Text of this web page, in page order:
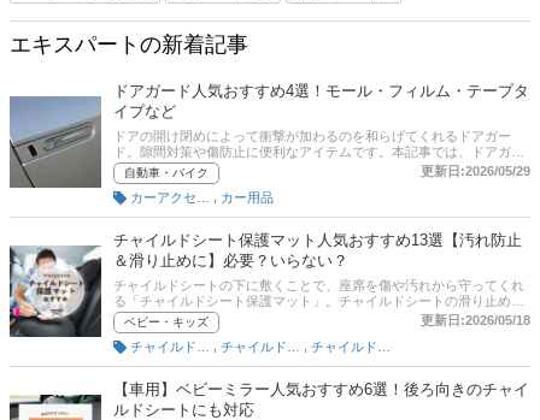
エキスパートの新着記事
ドアガード人気おすすめ4選！モール・フィルム・テープタ
イプなど
ドアの開け閉めによって衝撃が加わるのを和らげてくれるドアガー
ド。隙間対策や傷防止に便利なアイテムです。本記事では、ドアガー
ドの選び方とおすすめ商品をご紹介。モールタイプやフィルムタイプ
など、手軽に貼り付けられる商品や衝撃からしっかり守ってくれるも
のまで厳選しました。どれがいいか迷ったときは、通販サイトの人気
ランキングや口コミも参考にしてみてくださいね。
自動車・バイク
更新日:2026/05/29
カー用品
チャイルドシート保護マット人気おすすめ13選【汚れ防止
＆滑り止めに】必要？いらない？
チャイルドシートの下に敷くことで、座席を傷や汚れから守ってくれ
る「チャイルドシート保護マット」。チャイルドシートの滑り止めに
も役立ちます。100均や西松屋、バースディをはじめ、通販でもいろ
いろな種類が販売されており、どれがいいか迷ってしまいますよね。
この記事では、公認チャイルドシート指導員の加藤久美子さんへの取
材をもとに、チャイルドシート保護マットの選び方とおすすめ商品を
紹介。通販の人気ランキングやママたちが「買ってよかった！」とイ
チオシする商品も口コミ付きで掲載します。
ベビー・キッズ
更新日:2026/05/18
【車用】ベビーミラー人気おすすめ6選！後ろ向きのチャイ
ルドシートにも対応